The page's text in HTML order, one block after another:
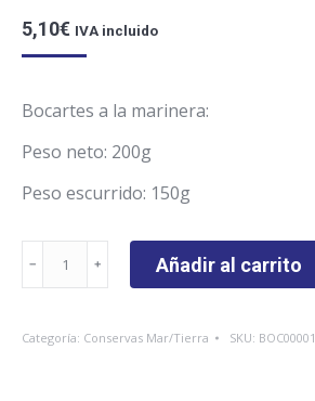
5,10€ IVA incluido
Bocartes a la marinera:
Peso neto: 200g
Peso escurrido: 150g
Bocartes
a
marinera
Añadir al carrito
Categoría: Conservas Mar/Tierra SKU: BOC00001